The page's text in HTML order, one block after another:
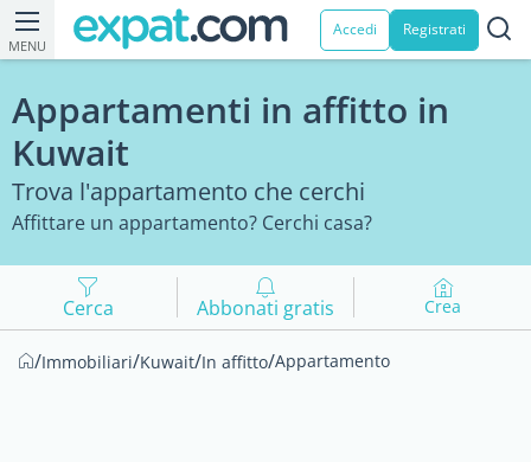
MENU
Accedi Registrati
Appartamenti in affitto in
Kuwait
Trova l'appartamento che cerchi
Affittare un appartamento? Cerchi casa?
Cerca Abbonati gratis Crea
/Immobiliari/Kuwait/In affitto/Appartamento